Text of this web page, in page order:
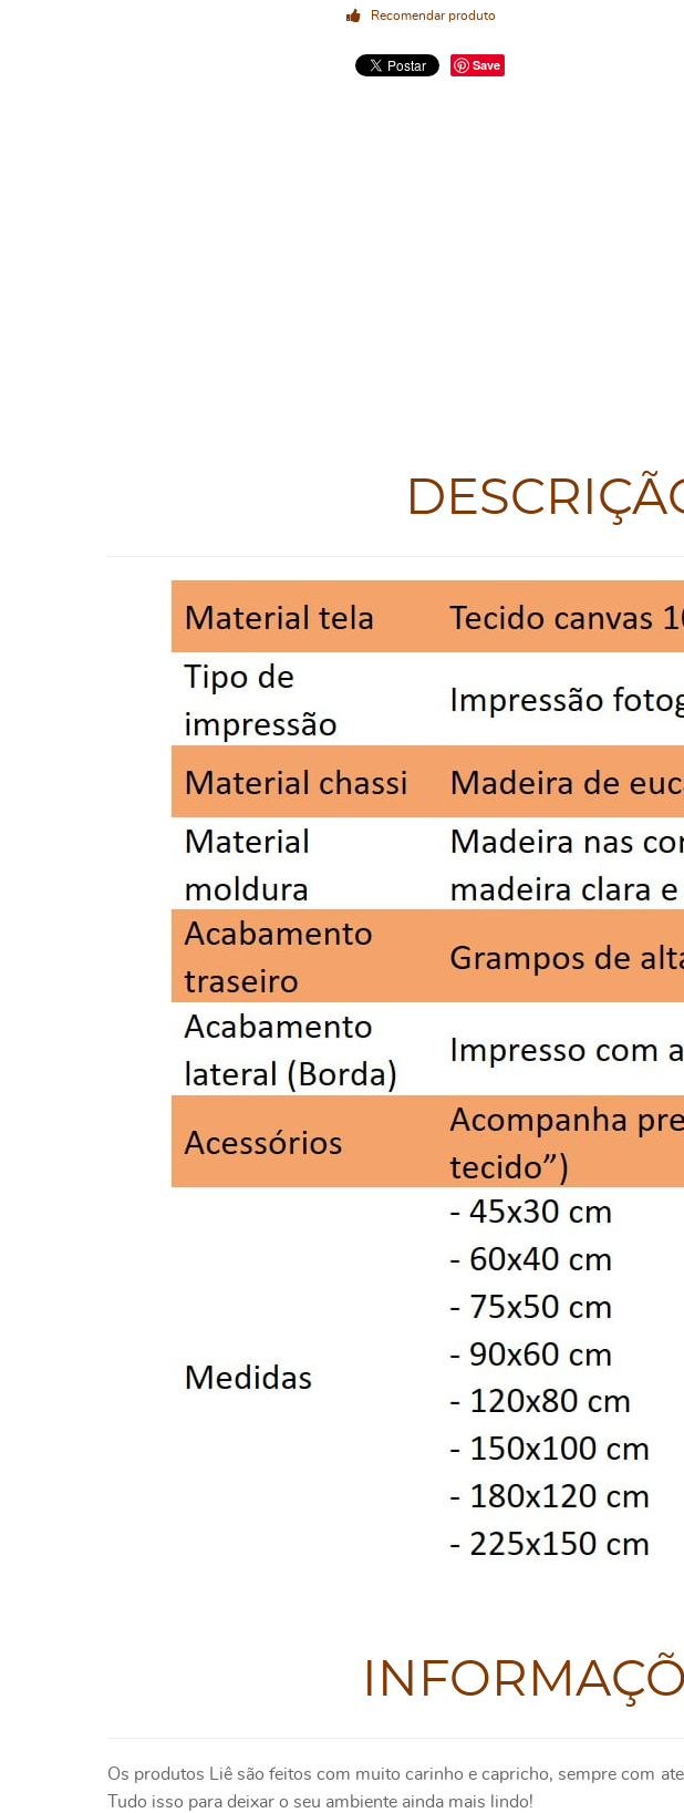
Recomendar produto
Save
Os produtos Liê são feitos com muito carinho e capricho, sempre com
Tudo isso para deixar o seu ambiente ainda mais lindo!